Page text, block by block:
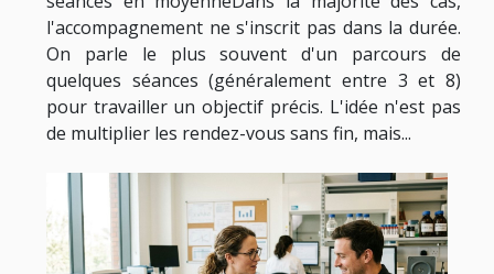
l'accompagnement ne s'inscrit pas dans la durée.
On parle le plus souvent d'un parcours de
quelques séances (généralement entre 3 et 8)
pour travailler un objectif précis. L'idée n'est pas
de multiplier les rendez-vous sans fin, mais...